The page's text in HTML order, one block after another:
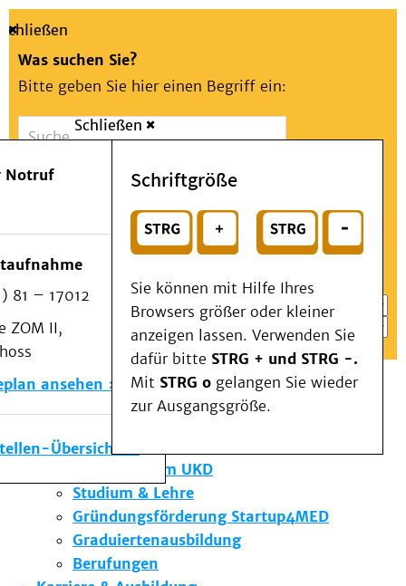
Suche
Schließen
Was suchen Sie?
Bitte geben Sie hier einen Begriff ein:
Suchen
oder
Wählen Sie ein Thema für Ihren Schnelleinstieg
Notfall
Schließen
Notruf
81 – 17012
ZOM II,
ansehen
Übersicht
Schriftgröße
Sie können mit Hilfe Ihres
Browsers größer oder kleiner
anzeigen lassen. Verwenden Sie
dafür bitte STRG + und STRG -.
Mit STRG o gelangen Sie wieder
zur Ausgangsgröße.
Menü
Patienten & Besucher
Kliniken/Institute/Zentren
Als Patient am UKD
Beratung und Unterstützung
Veranstaltungen
Kommunikation im Medizinwesen (KIM)
Notfall
Forschung & Lehre
Die Institute des UKD
Forschung am UKD
Studium & Lehre
Gründungsförderung Startup4MED
Graduiertenausbildung
Berufungen